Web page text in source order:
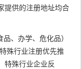
提供的注册地址均合
、办学、危化品）
殊行业注册优先推
特殊行业企业反